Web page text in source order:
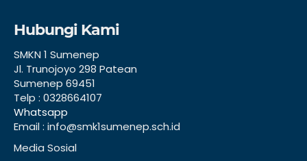
Hubungi Kami
SMKN 1 Sumenep
Jl. Trunojoyo 298 Patean
Sumenep 69451
Telp : 0328664107
Whatsapp
Email : info@smk1sumenep.sch.id
Media Sosial